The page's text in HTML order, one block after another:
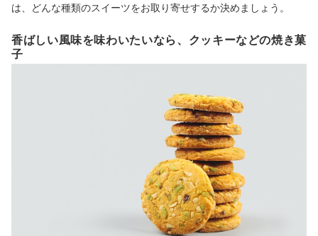
は、どんな種類のスイーツをお取り寄せするか決めましょう。
香ばしい風味を味わいたいなら、クッキーなどの焼き菓
子